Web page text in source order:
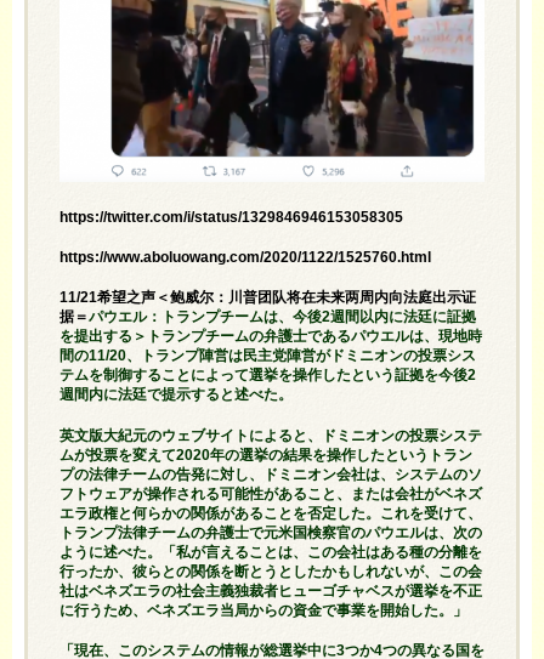
https://twitter.com/i/status/1329846946153058305
https://www.aboluowang.com/2020/1122/1525760.html
11/21希望之声＜鲍威尔：川普团队将在未来两周内向法庭出示证
据＝パウエル：トランプチームは、今後2週間以内に法廷に証拠
を提出する＞トランプチームの弁護士であるパウエルは、現地時
間の11/20、トランプ陣営は民主党陣営がドミニオンの投票シス
テムを制御することによって選挙を操作したという証拠を今後2
週間内に法廷で提示すると述べた。
英文版大紀元のウェブサイトによると、ドミニオンの投票システ
ムが投票を変えて2020年の選挙の結果を操作したというトラン
プの法律チームの告発に対し、ドミニオン会社は、システムのソ
フトウェアが操作される可能性があること、または会社がベネズ
エラ政権と何らかの関係があることを否定した。これを受けて、
トランプ法律チームの弁護士で元米国検察官のパウエルは、次の
ように述べた。「私が言えることは、この会社はある種の分離を
行ったか、彼らとの関係を断とうとしたかもしれないが、この会
社はベネズエラの社会主義独裁者ヒューゴチャベスが選挙を不正
に行うため、ベネズエラ当局からの資金で事業を開始した。」
「現在、このシステムの情報が総選挙中に3つか4つの異なる国を